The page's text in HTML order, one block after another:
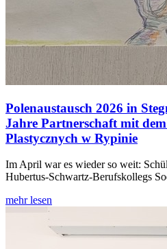
Polenaustausch 2026 in
Jahre Partnerschaft mit
Plastycznych w Rypinie
Im April war es wieder so weit:
Hubertus-Schwartz-Berufskollegs
mehr lesen